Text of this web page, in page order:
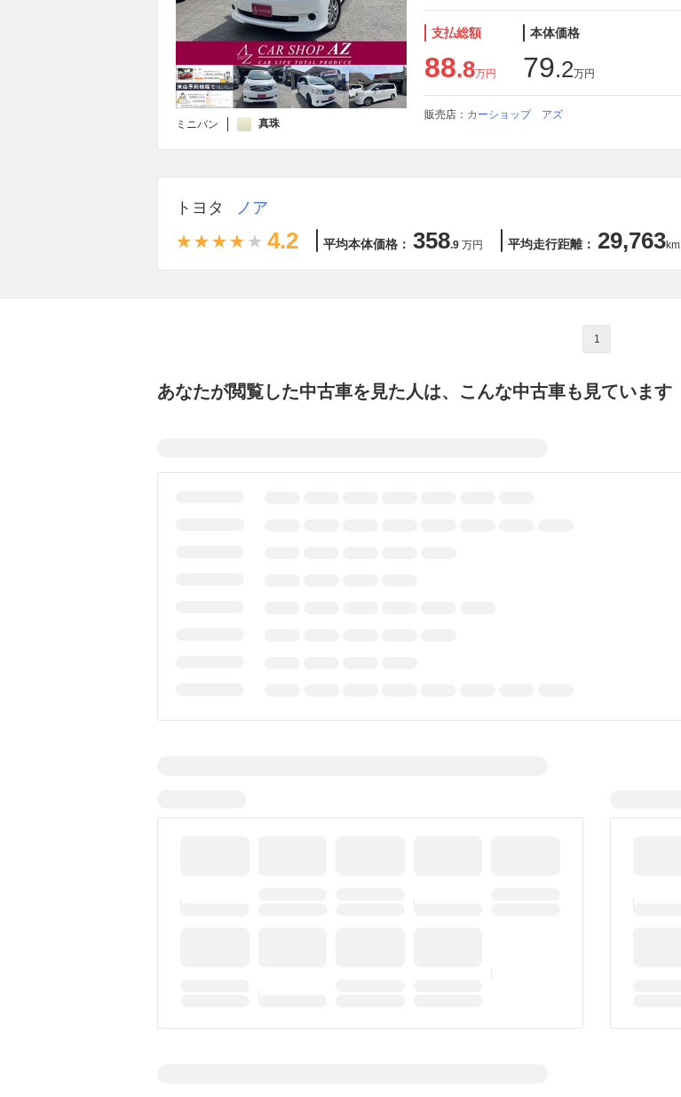
ミニバン 真珠
支払総額
88.8万円
本体価格
79.2万円
販売店： カーショップ アズ
トヨタ ノア
4.2 平均本体価格： 358.9 万円 平均走行距離： 29,763km
1
あなたが閲覧した中古車を見た人は、こんな中古車も見ています